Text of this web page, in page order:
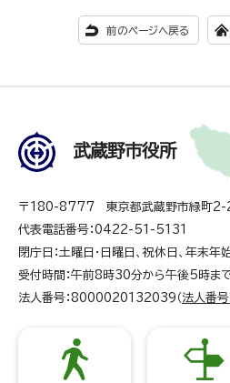
前のページへ戻る
武蔵野市役所
〒180-8777 東京都武蔵野市緑町
代表電話番号：0422-51-5131
閉庁日：土曜日・日曜日、祝休日、年末
受付時間：午前8時30分から午後5時ま
法人番号：8000020132039（ 法人番